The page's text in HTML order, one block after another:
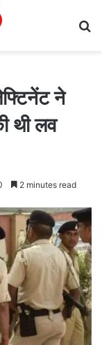
ने
थी लव
2 minutes read